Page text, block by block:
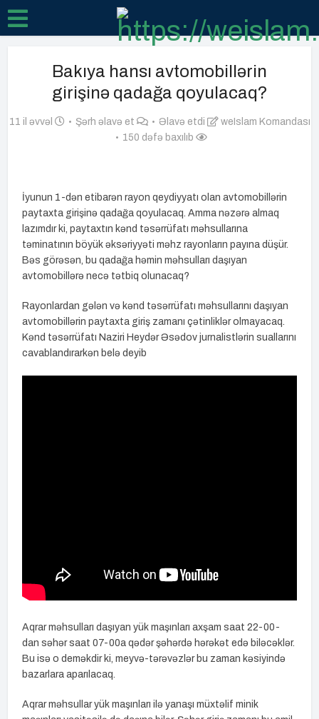
Bakıya hansı avtomobillərin
girişinə qadağa qoyulacaq?
11 il əvvəl Şərh əlavə et Əlavə etdi
weIslam Komandası
150 dəfə baxılıb
İyunun 1-dən etibarən rayon qeydiyyatı olan avtomobillərin
paytaxta girişinə qadağa qoyulacaq. Amma nəzərə almaq
lazımdır ki, paytaxtın kənd təsərrüfatı məhsullarına
təminatının böyük əksəriyyəti məhz rayonların payına düşür.
Bəs görəsən, bu qadağa həmin məhsulları daşıyan
avtomobillərə necə tətbiq olunacaq?
Rayonlardan gələn və kənd təsərrüfatı məhsullarını daşıyan
avtomobillərin paytaxta giriş zamanı çətinliklər olmayacaq.
Kənd təsərrüfatı Naziri Heydər Əsədov jurnalistlərin suallarını
cavablandırarkən belə deyib
Aqrar məhsulları daşıyan yük maşınları axşam saat 22-00-
dan səhər saat 07-00a qədər şəhərdə hərəkət edə biləcəklər.
Bu isə o deməkdir ki, meyvə-tərəvəzlər bu zaman kəsiyində
bazarlara aparılacaq.
Aqrar məhsullar yük maşınları ilə yanaşı müxtəlif minik